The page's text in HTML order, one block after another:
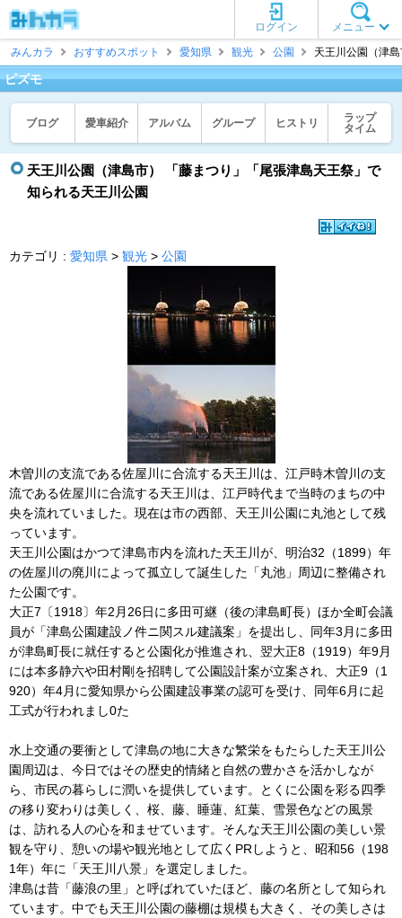
メニュー
ログイン
みんカラ
おすすめスポット 愛知県 観光 公園 天王川公園（津
ピズモ
ブログ 愛車紹介 アルバム グループ ヒストリ
ラップ
タイム
天王川公園（津島市） 「藤まつり」「尾張津島天王祭」で
知られる天王川公園
カテゴリ : 愛知県 > 観光 > 公園
木曽川の支流である佐屋川に合流する天王川は、江戸時木曽川の支
流である佐屋川に合流する天王川は、江戸時代まで当時のまちの中
央を流れていました。現在は市の西部、天王川公園に丸池として残
っています。
天王川公園はかつて津島市内を流れた天王川が、明治32（1899）年
の佐屋川の廃川によって孤立して誕生した「丸池」周辺に整備され
た公園です。
大正7〔1918〕年2月26日に多田可継（後の津島町長）ほか全町会議
員が「津島公園建設ノ件ニ関スル建議案」を提出し、同年3月に多田
が津島町長に就任すると公園化が推進され、翌大正8（1919）年9月
には本多静六や田村剛を招聘して公園設計案が立案され、大正9（1
920）年4月に愛知県から公園建設事業の認可を受け、同年6月に起
工式が行われまし0た
水上交通の要衝として津島の地に大きな繁栄をもたらした天王川公
園周辺は、今日ではその歴史的情緒と自然の豊かさを活かしなが
ら、市民の暮らしに潤いを提供しています。とくに公園を彩る四季
の移り変わりは美しく、桜、藤、睡蓮、紅葉、雪景色などの風景
は、訪れる人の心を和ませています。そんな天王川公園の美しい景
観を守り、憩いの場や観光地として広くPRしようと、昭和56（198
1年）年に「天王川八景」を選定しました。
津島は昔「藤浪の里」と呼ばれていたほど、藤の名所として知られ
ています。中でも天王川公園の藤棚は規模も大きく、その美しさは